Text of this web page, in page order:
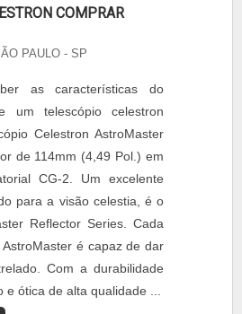
COMPRAR
PAULO - SP
as características do
um telescópio celestron
Celestron AstroMaster
de 114mm (4,49 Pol.) em
CG-2. Um excelente
para a visão celestia, é o
Reflector Series. Cada
é capaz de dar
Com a durabilidade
ótica de alta qualidade ...